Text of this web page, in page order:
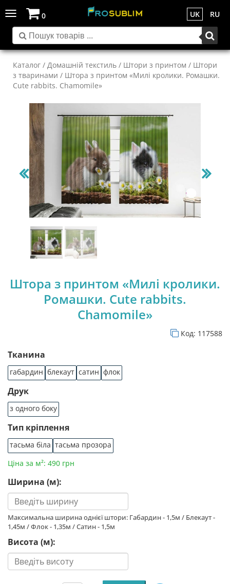
Toggle
navigation
UK RU
0
Каталог / Домашній текстиль / Штори з принтом / Штори
з тваринами / Штора з принтом «Милі кролики. Ромашки.
Cute rabbits. Chamomile»
Штора з принтом «Милі кролики.
Ромашки. Cute rabbits.
Chamomile»
Код: 117588
Тканина
габардин блекаут сатин флок
Друк
з одного боку
Тип кріплення
тасьма біла тасьма прозора
Ціна за м²: 490 грн
Ширина (м):
Максимальна ширина однієї штори: Габардин - 1,5м / Блекаут -
1,45м / Флок - 1,35м / Сатин - 1,5м
Висота (м):